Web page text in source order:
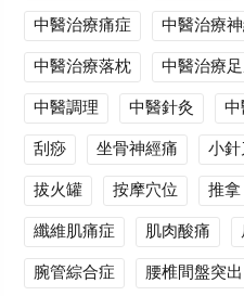
中醫治療痛症
中醫治療
中醫治療落枕
中醫治療
中醫調理
中醫針灸
刮痧
坐骨神經痛 小
拔火罐
按摩穴位 推拿
纖維肌痛症
肌肉酸痛
腕管綜合症
腰椎間盤突出